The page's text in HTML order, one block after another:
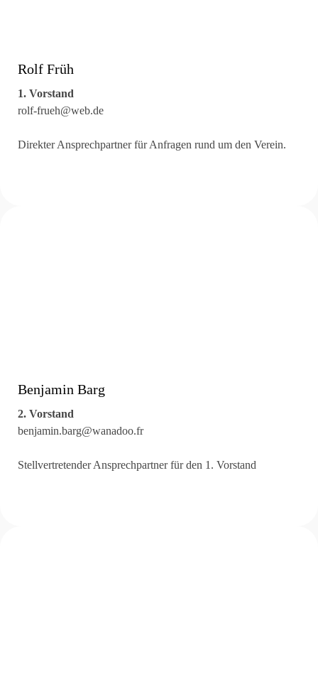
Rolf Früh
1. Vorstand
rolf-frueh@web.de
Direkter Ansprechpartner für Anfragen rund um den Verein.
Benjamin Barg
2. Vorstand
benjamin.barg@wanadoo.fr
Stellvertretender Ansprechpartner für den 1. Vorstand